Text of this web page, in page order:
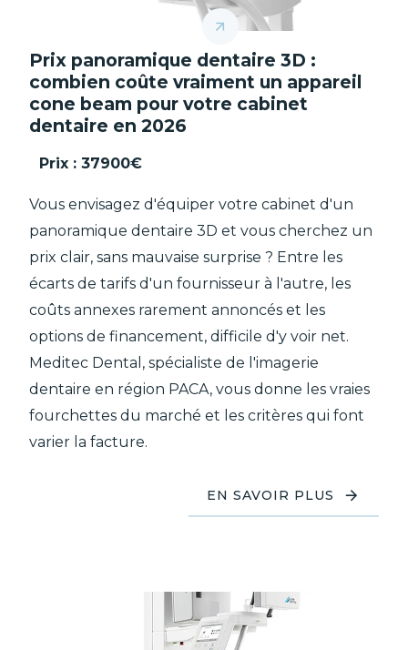
Prix panoramique dentaire 3D :
combien coûte vraiment un appareil
cone beam pour votre cabinet
dentaire en 2026
Prix :37900€
Vous envisagez d'équiper votre cabinet d'un
panoramique dentaire 3D et vous cherchez un
prix clair, sans mauvaise surprise ? Entre les
écarts de tarifs d'un fournisseur à l'autre, les
coûts annexes rarement annoncés et les
options de financement, difficile d'y voir net.
Meditec Dental, spécialiste de l'imagerie
dentaire en région PACA, vous donne les vraies
fourchettes du marché et les critères qui font
varier la facture.
EN SAVOIR PLUS